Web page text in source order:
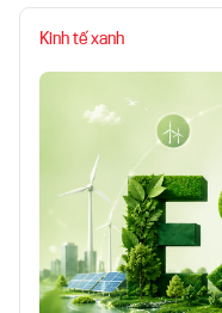
Kinh tế xanh